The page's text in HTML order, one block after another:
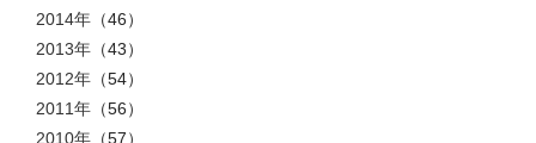
2014年 （46）
2013年 （43）
2012年 （54）
2011年 （56）
2010年 （57）